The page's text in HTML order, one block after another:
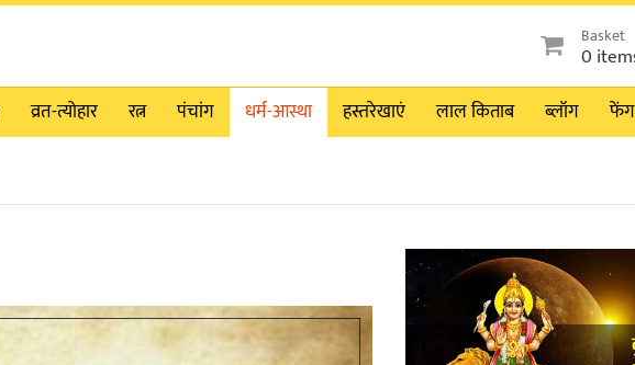
Basket
0
व्रत-त्योहार रत्न पंचांग धर्म-आस्था हस्तरेखाएं लाल किताब ब्लॉग